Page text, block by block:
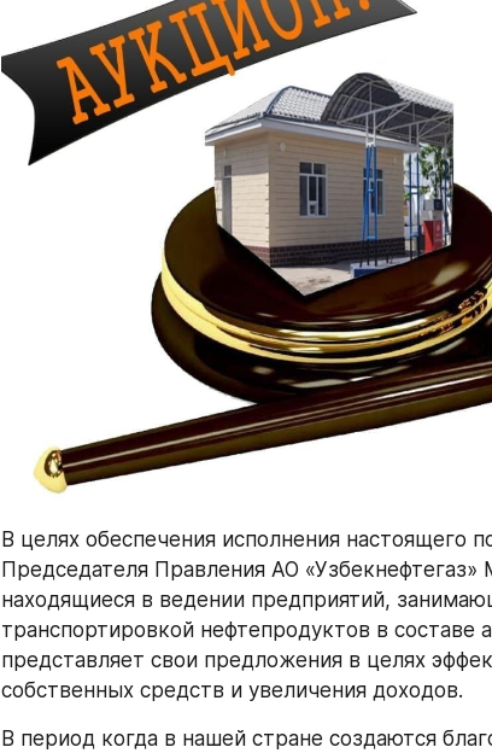
В целях обеспечения исполнения настоящего
Председателя Правления АО
находящиеся в ведении предприятий,
транспортировкой нефтепродуктов в составе
представляет свои предложения в целях
собственных средств и увеличения доходов.
В период когда в нашей стране создаются